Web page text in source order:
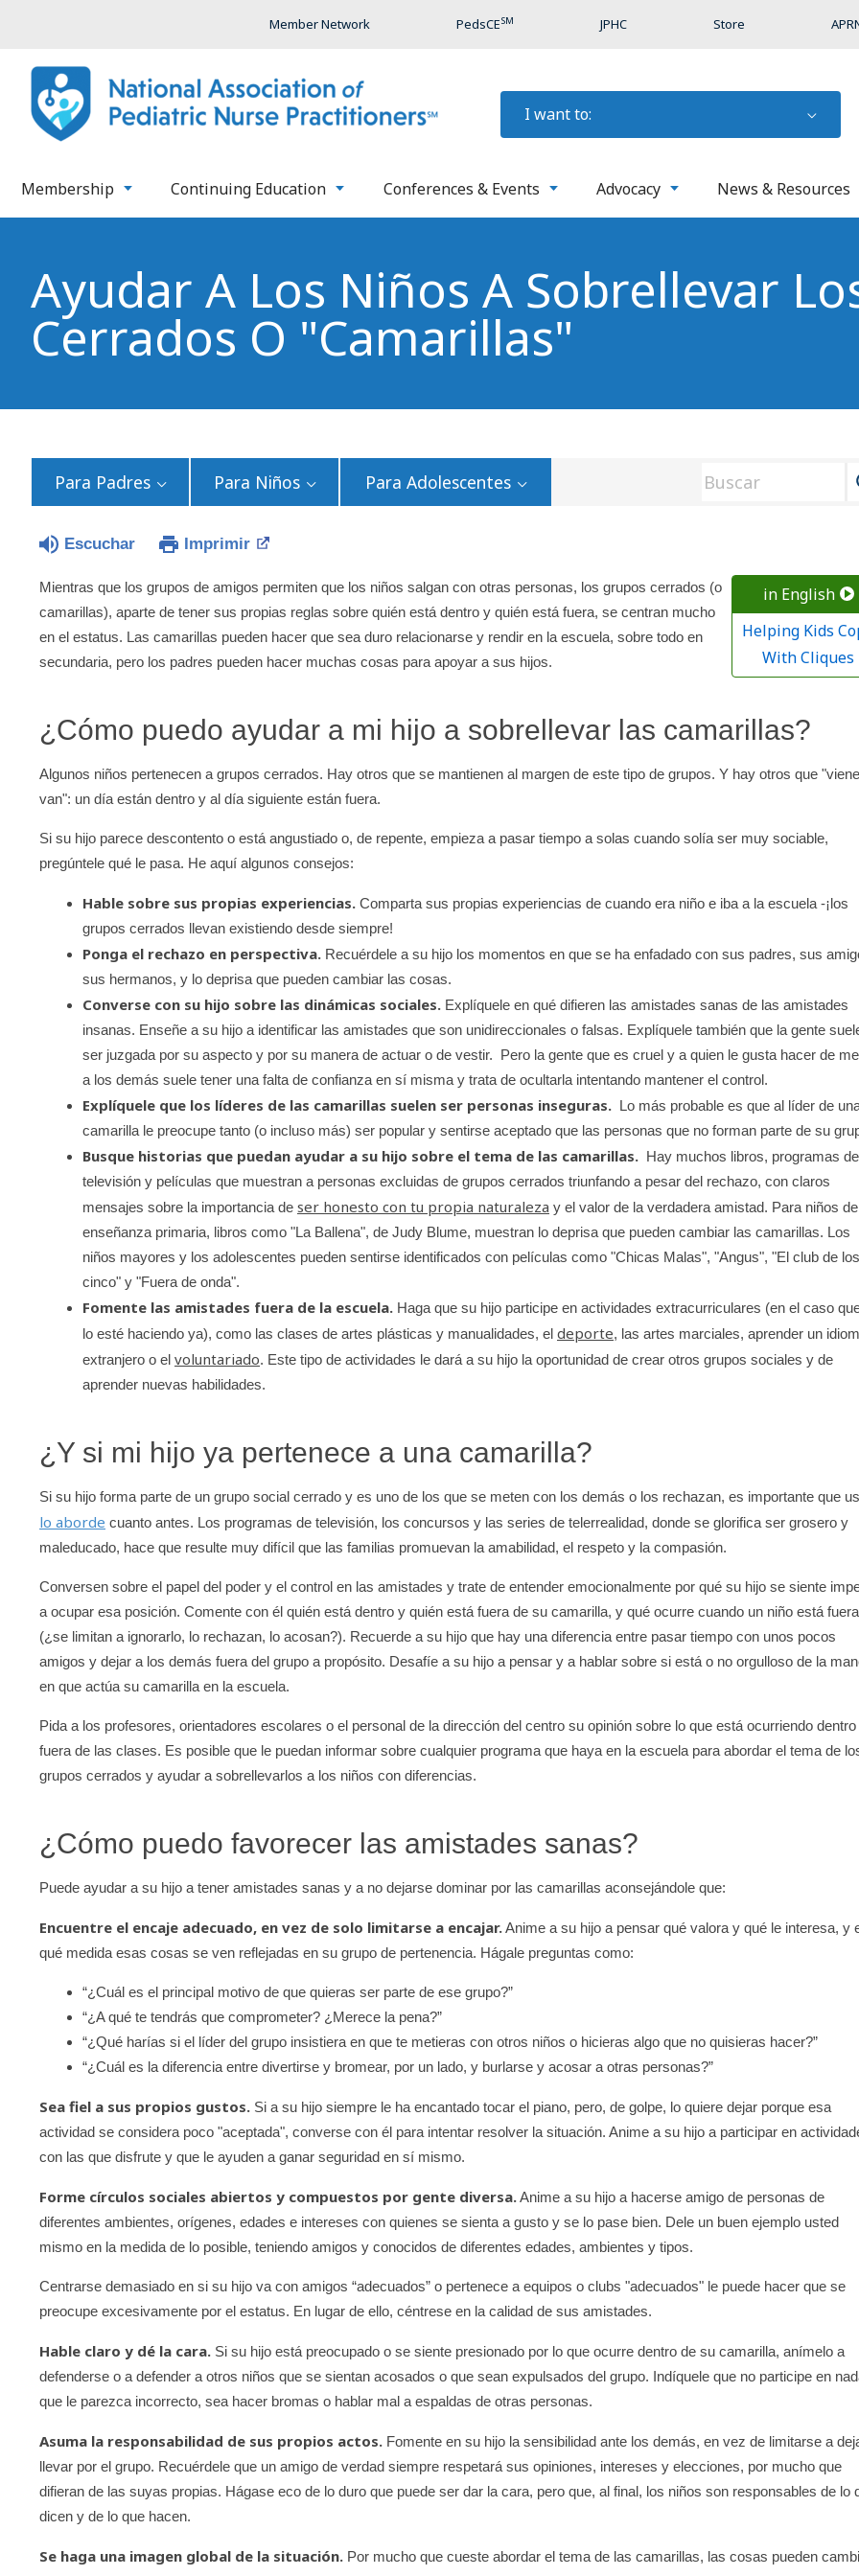
Member Network PedsCESM JPHC Store
I want to:
Membership Continuing Education Conferences & Events Advocacy News & Resources
Ayudar A Los Niños A Sobrellevar
Cerrados O "camarillas"
Para Padres Para Niños Para Adolescentes
Escuchar Imprimir
in English
Helping Kids
With Cliques
Mientras que los grupos de amigos permiten que los niños salgan con otras personas, los grupos cerrados (o
camarillas), aparte de tener sus propias reglas sobre quién está dentro y quién está fuera, se centran mucho
en el estatus. Las camarillas pueden hacer que sea duro relacionarse y rendir en la escuela, sobre todo en
secundaria, pero los padres pueden hacer muchas cosas para apoyar a sus hijos.
¿Cómo puedo ayudar a mi hijo a sobrellevar las camarillas?
Algunos niños pertenecen a grupos cerrados. Hay otros que se mantienen al margen de este tipo de grupos. Y hay otros que
van": un día están dentro y al día siguiente están fuera.
Si su hijo parece descontento o está angustiado o, de repente, empieza a pasar tiempo a solas cuando solía ser muy sociable,
pregúntele qué le pasa. He aquí algunos consejos:
Hable sobre sus propias experiencias. Comparta sus propias experiencias de cuando era niño e iba a la escuela -¡los
grupos cerrados llevan existiendo desde siempre!
Ponga el rechazo en perspectiva. Recuérdele a su hijo los momentos en que se ha enfadado con sus padres, sus
sus hermanos, y lo deprisa que pueden cambiar las cosas.
Converse con su hijo sobre las dinámicas sociales. Explíquele en qué difieren las amistades sanas de las amistades
insanas. Enseñe a su hijo a identificar las amistades que son unidireccionales o falsas. Explíquele también que la gente
ser juzgada por su aspecto y por su manera de actuar o de vestir. Pero la gente que es cruel y a quien le gusta hacer de
a los demás suele tener una falta de confianza en sí misma y trata de ocultarla intentando mantener el control.
Explíquele que los líderes de las camarillas suelen ser personas inseguras. Lo más probable es que al líder de
camarilla le preocupe tanto (o incluso más) ser popular y sentirse aceptado que las personas que no forman parte de su
Busque historias que puedan ayudar a su hijo sobre el tema de las camarillas. Hay muchos libros, programas de
televisión y películas que muestran a personas excluidas de grupos cerrados triunfando a pesar del rechazo, con claros
mensajes sobre la importancia de ser honesto con tu propia naturaleza y el valor de la verdadera amistad. Para niños de
enseñanza primaria, libros como "La Ballena", de Judy Blume, muestran lo deprisa que pueden cambiar las camarillas. Los
niños mayores y los adolescentes pueden sentirse identificados con películas como "Chicas Malas", "Angus", "El club de los
cinco" y "Fuera de onda".
Fomente las amistades fuera de la escuela. Haga que su hijo participe en actividades extracurriculares (en el caso
lo esté haciendo ya), como las clases de artes plásticas y manualidades, el deporte, las artes marciales, aprender un
extranjero o el voluntariado. Este tipo de actividades le dará a su hijo la oportunidad de crear otros grupos sociales y de
aprender nuevas habilidades.
¿Y si mi hijo ya pertenece a una camarilla?
Si su hijo forma parte de un grupo social cerrado y es uno de los que se meten con los demás o los rechazan, es importante que
lo aborde cuanto antes. Los programas de televisión, los concursos y las series de telerrealidad, donde se glorifica ser grosero y
maleducado, hace que resulte muy difícil que las familias promuevan la amabilidad, el respeto y la compasión.
Conversen sobre el papel del poder y el control en las amistades y trate de entender emocionalmente por qué su hijo se siente
a ocupar esa posición. Comente con él quién está dentro y quién está fuera de su camarilla, y qué ocurre cuando un niño está fuera
(¿se limitan a ignorarlo, lo rechazan, lo acosan?). Recuerde a su hijo que hay una diferencia entre pasar tiempo con unos pocos
amigos y dejar a los demás fuera del grupo a propósito. Desafíe a su hijo a pensar y a hablar sobre si está o no orgulloso de la
en que actúa su camarilla en la escuela.
Pida a los profesores, orientadores escolares o el personal de la dirección del centro su opinión sobre lo que está ocurriendo
fuera de las clases. Es posible que le puedan informar sobre cualquier programa que haya en la escuela para abordar el tema de
grupos cerrados y ayudar a sobrellevarlos a los niños con diferencias.
¿Cómo puedo favorecer las amistades sanas?
Puede ayudar a su hijo a tener amistades sanas y a no dejarse dominar por las camarillas aconsejándole que:
Encuentre el encaje adecuado, en vez de solo limitarse a encajar.Anime a su hijo a pensar qué valora y qué le interesa, y
qué medida esas cosas se ven reflejadas en su grupo de pertenencia. Hágale preguntas como:
“¿Cuál es el principal motivo de que quieras ser parte de ese grupo?”
“¿A qué te tendrás que comprometer? ¿Merece la pena?”
“¿Qué harías si el líder del grupo insistiera en que te metieras con otros niños o hicieras algo que no quisieras hacer?”
“¿Cuál es la diferencia entre divertirse y bromear, por un lado, y burlarse y acosar a otras personas?”
Sea fiel a sus propios gustos. Si a su hijo siempre le ha encantado tocar el piano, pero, de golpe, lo quiere dejar porque esa
actividad se considera poco "aceptada", converse con él para intentar resolver la situación. Anime a su hijo a participar en
con las que disfrute y que le ayuden a ganar seguridad en sí mismo.
Forme círculos sociales abiertos y compuestos por gente diversa.Anime a su hijo a hacerse amigo de personas de
diferentes ambientes, orígenes, edades e intereses con quienes se sienta a gusto y se lo pase bien. Dele un buen ejemplo usted
mismo en la medida de lo posible, teniendo amigos y conocidos de diferentes edades, ambientes y tipos.
Centrarse demasiado en si su hijo va con amigos “adecuados” o pertenece a equipos o clubs "adecuados" le puede hacer que se
preocupe excesivamente por el estatus. En lugar de ello, céntrese en la calidad de sus amistades.
Hable claro y dé la cara. Si su hijo está preocupado o se siente presionado por lo que ocurre dentro de su camarilla, anímelo a
defenderse o a defender a otros niños que se sientan acosados o que sean expulsados del grupo. Indíquele que no participe en
que le parezca incorrecto, sea hacer bromas o hablar mal a espaldas de otras personas.
Asuma la responsabilidad de sus propios actos. Fomente en su hijo la sensibilidad ante los demás, en vez de limitarse a
llevar por el grupo. Recuérdele que un amigo de verdad siempre respetará sus opiniones, intereses y elecciones, por mucho que
difieran de las suyas propias. Hágase eco de lo duro que puede ser dar la cara, pero que, al final, los niños son responsables de lo
dicen y de lo que hacen.
Se haga una imagen global de la situación. Por mucho que cueste abordar el tema de las camarillas, las cosas pueden